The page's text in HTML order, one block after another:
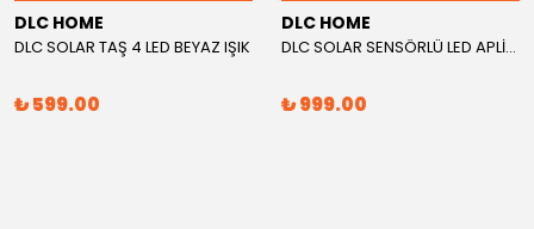
DLC HOME
DLC SOLAR TAŞ 4 LED BEYAZ IŞIK
₺ 599.00
DLC HOME
DLC SOLAR SENSÖRLÜ LED APLİK SİYAH 1000 LÜMEN
₺ 999.00